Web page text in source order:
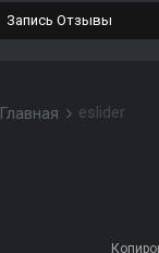
Запись Отзывы
Главная eslider